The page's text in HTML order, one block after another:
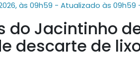
às 09h59 - Atualizado às 09h59
do Jacintinho
descarte de